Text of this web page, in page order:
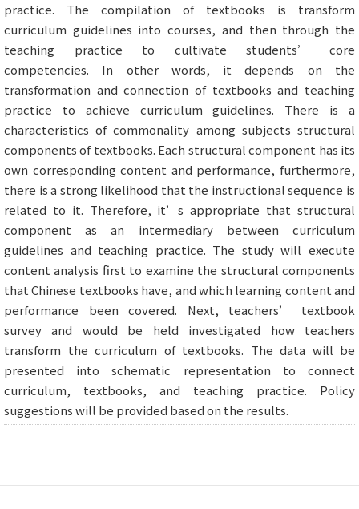
practice. The compilation of textbooks is transform
curriculum guidelines into courses, and then through the
teaching practice to cultivate students’ core
competencies. In other words, it depends on the
transformation and connection of textbooks and teaching
practice to achieve curriculum guidelines. There is a
characteristics of commonality among subjects structural
components of textbooks. Each structural component has its
own corresponding content and performance, furthermore,
there is a strong likelihood that the instructional sequence is
related to it. Therefore, it’s appropriate that structural
component as an intermediary between curriculum
guidelines and teaching practice. The study will execute
content analysis first to examine the structural components
that Chinese textbooks have, and which learning content and
performance been covered. Next, teachers’ textbook
survey and would be held investigated how teachers
transform the curriculum of textbooks. The data will be
presented into schematic representation to connect
curriculum, textbooks, and teaching practice. Policy
suggestions will be provided based on the results.